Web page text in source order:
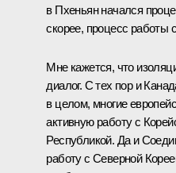
в Пхеньян начался
скорее, процесс работы
Мне кажется, что
диалог. С тех пор и
в целом, многие
активную работу с
Республикой. Да и
работу с Северной